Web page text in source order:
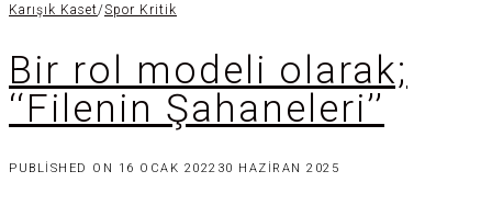
Karışık Kaset/Spor Kritik
Bir rol modeli olarak;
‘‘Filenin Şahaneleri’’
PUBLISHED ON 16 OCAK 2022 30 HAZIRAN 2025